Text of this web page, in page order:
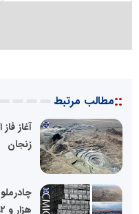
::مطالب مرتبط
زنجان
هزار و ۵۹۲ میلیارد تومان، جهش ۷۱.۸...